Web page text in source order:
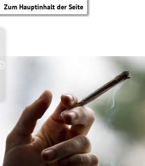
Zum Hauptinhalt der Seite
Copyright-Hinweis öffnen/schließen